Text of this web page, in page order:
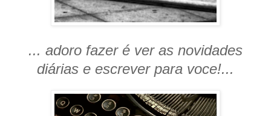
... adoro fazer é ver as novidades
diárias e escrever para voce!...